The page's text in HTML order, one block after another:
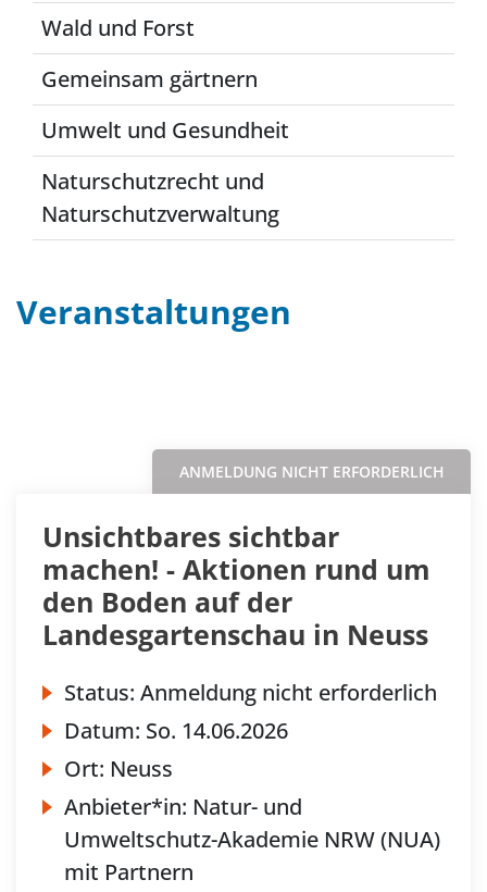
Wald und Forst
Gemeinsam gärtnern
Umwelt und Gesundheit
Naturschutzrecht und
Naturschutzverwaltung
Veranstaltungen
ANMELDUNG NICHT ERFORDERLICH
Unsichtbares sichtbar
machen! - Aktionen rund um
den Boden auf der
Landesgartenschau in Neuss
Status: Anmeldung nicht erforderlich
Datum: So. 14.06.2026
Ort: Neuss
Anbieter*in: Natur- und
Umweltschutz-Akademie NRW (NUA)
mit Partnern